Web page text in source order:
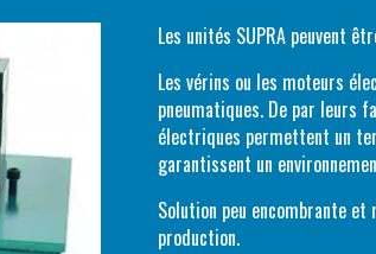
Les unités SUPRA peuvent
Les vérins ou les moteurs
pneumatiques. De par leurs
électriques permettent un
garantissent un
Solution peu encombrante
production.